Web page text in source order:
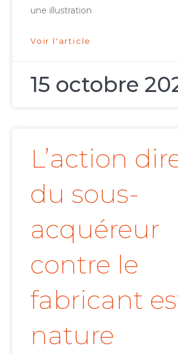
une illustration
Voir l'article
15 octobre
L’action
du sous-
acquéreur
contre le
fabricant
nature